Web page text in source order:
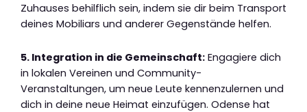
Zuhauses behilflich sein, indem sie dir beim Transport
deines Mobiliars und anderer Gegenstände helfen.
5. Integration in die Gemeinschaft: Engagiere dich
in lokalen Vereinen und Community-
Veranstaltungen, um neue Leute kennenzulernen und
dich in deine neue Heimat einzufügen. Odense hat